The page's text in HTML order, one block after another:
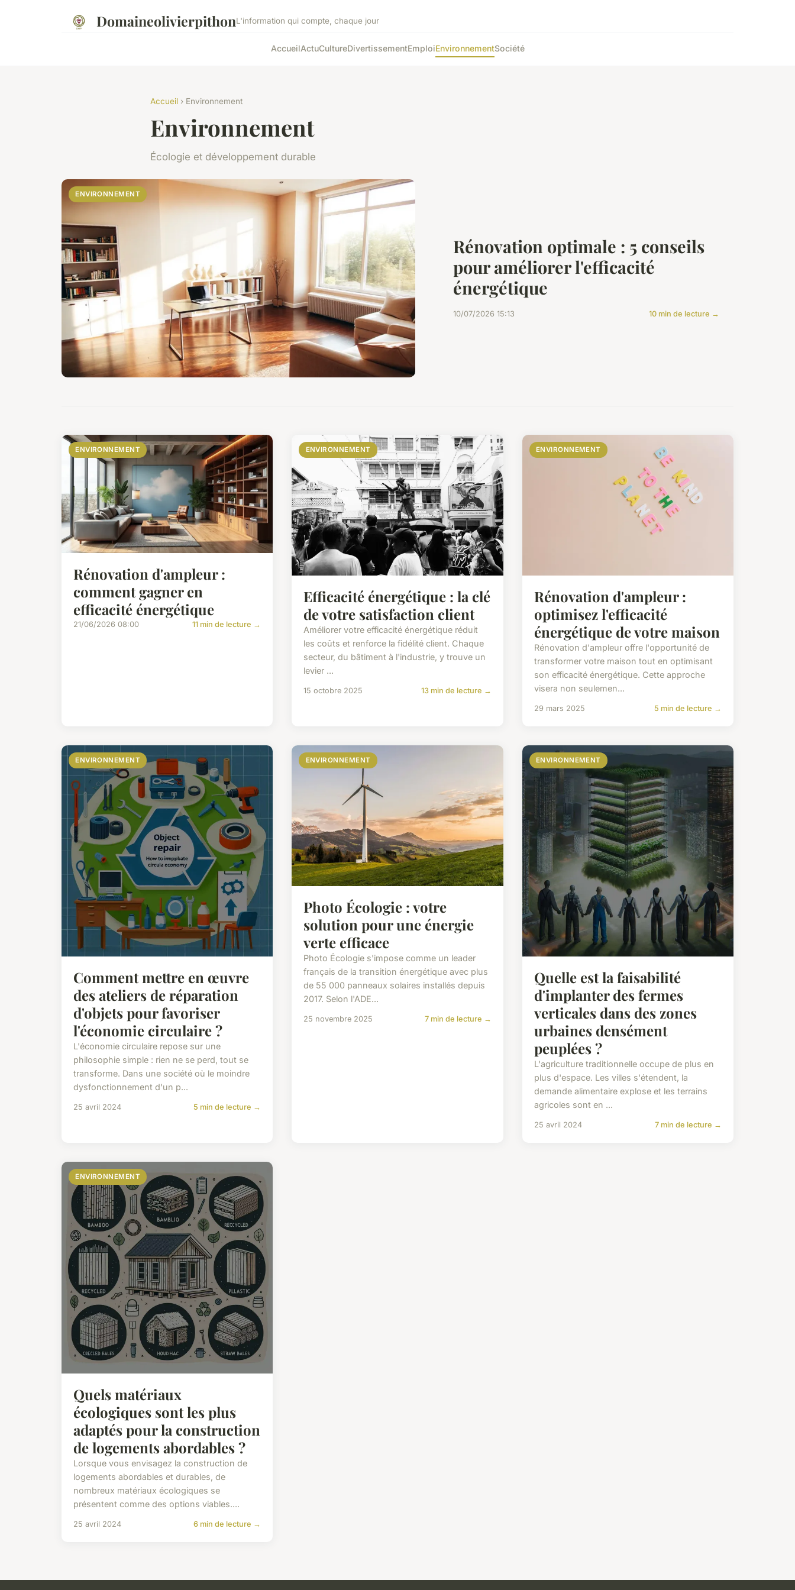
DomaineolivierpithonL'information qui compte, chaque jour
AccueilActuCultureDivertissementEmploiEnvironnementSociété
Accueil › Environnement
Environnement
Écologie et développement durable
ENVIRONNEMENT
Rénovation optimale : 5 conseils
pour améliorer l'efficacité
énergétique
10/07/2026 15:13 10 min de lecture →
ENVIRONNEMENT
Rénovation d'ampleur :
comment gagner en
efficacité énergétique
21/06/2026 08:00 11 min de lecture →
ENVIRONNEMENT
Efficacité énergétique : la clé
de votre satisfaction client
Améliorer votre efficacité énergétique réduit
les coûts et renforce la fidélité client. Chaque
secteur, du bâtiment à l'industrie, y trouve un
levier ...
15 octobre 2025 13 min de lecture →
ENVIRONNEMENT
Rénovation d'ampleur :
optimisez l'efficacité
énergétique de votre maison
Rénovation d'ampleur offre l'opportunité de
transformer votre maison tout en optimisant
son efficacité énergétique. Cette approche
visera non seulemen...
29 mars 2025 5 min de lecture →
ENVIRONNEMENT
Comment mettre en œuvre
des ateliers de réparation
d'objets pour favoriser
l'économie circulaire ?
L'économie circulaire repose sur une
philosophie simple : rien ne se perd, tout se
transforme. Dans une société où le moindre
dysfonctionnement d'un p...
25 avril 2024 5 min de lecture →
ENVIRONNEMENT
Photo Écologie : votre
solution pour une énergie
verte efficace
Photo Écologie s'impose comme un leader
français de la transition énergétique avec plus
de 55 000 panneaux solaires installés depuis
2017. Selon l'ADE...
25 novembre 2025 7 min de lecture →
ENVIRONNEMENT
Quelle est la faisabilité
d'implanter des fermes
verticales dans des zones
urbaines densément
peuplées ?
L'agriculture traditionnelle occupe de plus en
plus d'espace. Les villes s'étendent, la
demande alimentaire explose et les terrains
agricoles sont en ...
25 avril 2024 7 min de lecture →
ENVIRONNEMENT
Quels matériaux
écologiques sont les plus
adaptés pour la construction
de logements abordables ?
Lorsque vous envisagez la construction de
logements abordables et durables, de
nombreux matériaux écologiques se
présentent comme des options viables....
25 avril 2024 6 min de lecture →